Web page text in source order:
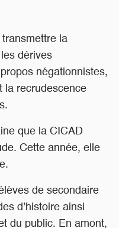
la
dérives
négationnistes,
la recrudescence
que la CICAD
Cette année, elle
de secondaire
d’histoire ainsi
du public. En amont,